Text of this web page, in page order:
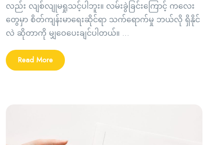
လည်း လျစ်လျုမရှုသင့်ပါဘူး။ လမ်းခွဲခြင်းကြောင့် ကလေး
တွေမှာ စိတ်ကျန်းမာရေးဆိုင်ရာ သက်ရောက်မှု ဘယ်လို ရှိနိုင်
လဲ ဆိုတာကို မျှဝေပေးချင်ပါတယ်။ ...
Read More